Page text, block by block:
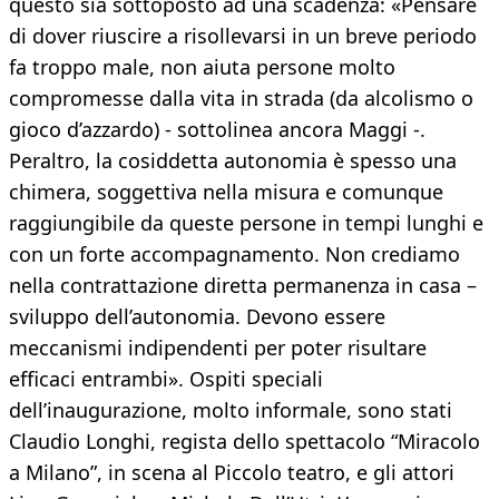
di dover riuscire a risollevarsi in un breve periodo
fa troppo male, non aiuta persone molto
compromesse dalla vita in strada (da alcolismo o
gioco d’azzardo) - sottolinea ancora Maggi -.
Peraltro, la cosiddetta autonomia è spesso una
chimera, soggettiva nella misura e comunque
raggiungibile da queste persone in tempi lunghi e
con un forte accompagnamento. Non crediamo
nella contrattazione diretta permanenza in casa –
sviluppo dell’autonomia. Devono essere
meccanismi indipendenti per poter risultare
efficaci entrambi». Ospiti speciali
dell’inaugurazione, molto informale, sono stati
Claudio Longhi, regista dello spettacolo “Miracolo
a Milano”, in scena al Piccolo teatro, e gli attori